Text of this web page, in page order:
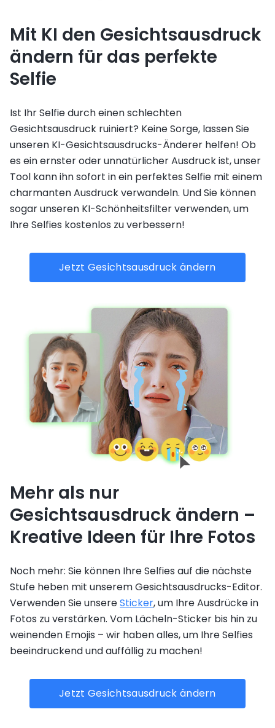
Mit KI den Gesichtsausdruck
ändern für das perfekte
Selfie
Ist Ihr Selfie durch einen schlechten
Gesichtsausdruck ruiniert? Keine Sorge, lassen Sie
unseren KI-Gesichtsausdrucks-Änderer helfen! Ob
es ein ernster oder unnatürlicher Ausdruck ist, unser
Tool kann ihn sofort in ein perfektes Selfie mit einem
charmanten Ausdruck verwandeln. Und Sie können
sogar unseren KI-Schönheitsfilter verwenden, um
Ihre Selfies kostenlos zu verbessern!
Jetzt Gesichtsausdruck ändern
Mehr als nur
Gesichtsausdruck ändern –
Kreative Ideen für Ihre Fotos
Noch mehr: Sie können Ihre Selfies auf die nächste
Stufe heben mit unserem Gesichtsausdrucks-Editor.
Verwenden Sie unsereSticker, um Ihre Ausdrücke in
Fotos zu verstärken. Vom Lächeln-Sticker bis hin zu
weinenden Emojis – wir haben alles, um Ihre Selfies
beeindruckend und auffällig zu machen!
Jetzt Gesichtsausdruck ändern